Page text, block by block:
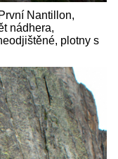
Nantillon,
nádhera,
plotny s